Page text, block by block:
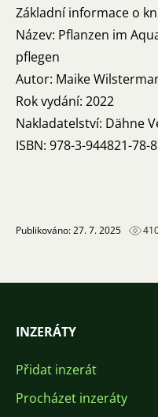
Základní informace o
Název: Pflanzen im
pflegen
Autor: Maike
Rok vydání: 2022
Nakladatelství: Dähne
ISBN: 978-3-944821-78-8
Publikováno: 27. 7. 2025
INZERÁTY
Přidat inzerát
Procházet inzeráty